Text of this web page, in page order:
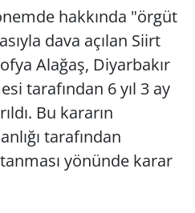
hakkında "örgüt
dava açılan Siirt
Alağaş, Diyarbakır
tarafından 6 yıl 3 ay
Bu kararın
tarafından
yönünde karar